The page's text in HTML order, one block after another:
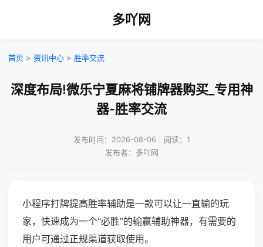
多吖网
首页 > 资讯中心 > 胜率交流
深度布局!微乐宁夏麻将铺牌器购买_专用神
器-胜率交流
发布时间：2026-08-06｜阅读：1
发布者：多吖网
小程序打牌提高胜率辅助是一款可以让一直输的玩
家，快速成为一个“必胜”的输赢辅助神器，有需要的
用户可通过正规渠道获取使用。